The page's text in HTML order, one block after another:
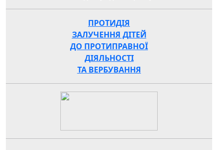
ПРОТИДІЯ
ЗАЛУЧЕННЯ ДІТЕЙ
ДО ПРОТИПРАВНОЇ
ДІЯЛЬНОСТІ
ТА ВЕРБУВАННЯ